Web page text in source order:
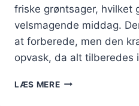
friske grøntsager, hvilket
velsmagende middag.
at forberede, men den
opvask, da alt tilberedes
LÆS MEREKYLLING